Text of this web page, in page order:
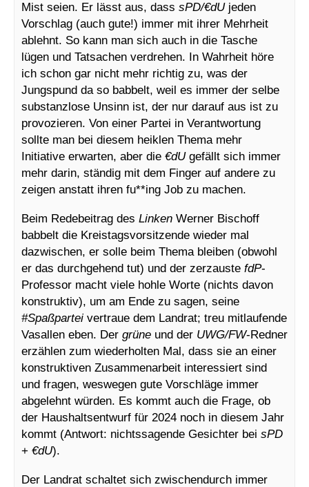
Mist seien. Er lässt aus, dass sPD/€dUjeden
Vorschlag (auch gute!) immer mit ihrer Mehrheit
ablehnt. So kann man sich auch in die Tasche
lügen und Tatsachen verdrehen. In Wahrheit höre
ich schon gar nicht mehr richtig zu, was der
Jungspund da so babbelt, weil es immer der selbe
substanzlose Unsinn ist, der nur darauf aus ist zu
provozieren. Von einer Partei in Verantwortung
sollte man bei diesem heiklen Thema mehr
Initiative erwarten, aber die €dUgefällt sich immer
mehr darin, ständig mit dem Finger auf andere zu
zeigen anstatt ihren fu**ing Job zu machen.
Beim Redebeitrag des Linken Werner Bischoff
babbelt die Kreistagsvorsitzende wieder mal
dazwischen, er solle beim Thema bleiben (obwohl
er das durchgehend tut) und der zerzauste fdP-
Professor macht viele hohle Worte (nichts davon
konstruktiv), um am Ende zu sagen, seine
#Spaßpartei vertraue dem Landrat; treu mitlaufende
Vasallen eben. Der grüne und der UWG/FW-Redner
erzählen zum wiederholten Mal, dass sie an einer
konstruktiven Zusammenarbeit interessiert sind
und fragen, weswegen gute Vorschläge immer
abgelehnt würden. Es kommt auch die Frage, ob
der Haushaltsentwurf für 2024 noch in diesem Jahr
kommt (Antwort: nichtssagende Gesichter bei sPD
+ €dU).
Der Landrat schaltet sich zwischendurch immer